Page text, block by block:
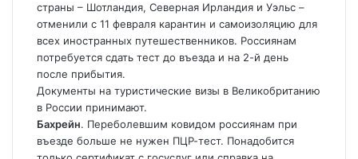
страны – Шотландия, Северная Ирландия и Уэльс –
отменили с 11 февраля карантин и самоизоляцию для
всех иностранных путешественников. Россиянам
потребуется сдать тест до въезда и на 2-й день
после прибытия.
Документы на туристические визы в Великобританию
в России принимают.
Бахрейн. Переболевшим ковидом россиянам при
въезде больше не нужен ПЦР-тест. Понадобится